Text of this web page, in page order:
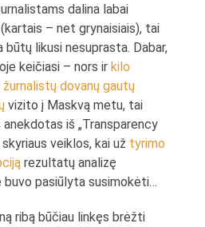
dalina labai
– net grynaisiais), tai
likusi nesuprasta. Dabar,
keičiasi – nors irkilo
dovanų gautų
vizito į Maskvą metu, tai
iš „Transparency
veiklos, kai už tyrimo
rezultatų analizę
buvo pasiūlyta susimokėti…
ribą būčiau linkęs brėžti